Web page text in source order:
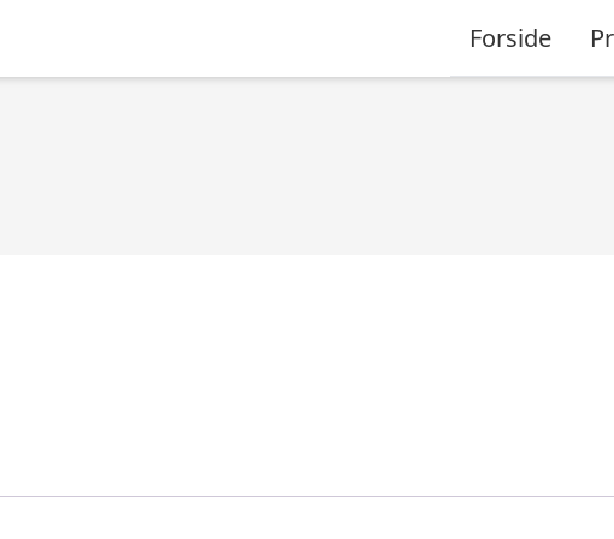
Forside